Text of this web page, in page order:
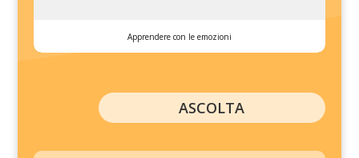
Apprendere con le emozioni
ASCOLTA